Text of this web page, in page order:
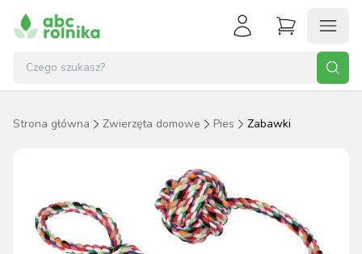
Strona główna Zwierzęta domowe Pies Zabawki